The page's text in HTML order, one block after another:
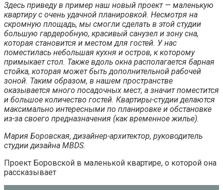
Здесь приведу в пример наш новый проект — маленькую
квартиру с очень удачной планировкой. Несмотря на
скромную площадь, мы смогли сделать в этой студии
большую гардеробную, красивый санузел и зону сна,
которая становится и местом для гостей. У нас
поместилась небольшая кухня и остров, к которому
примыкает стол. Также вдоль окна располагается барная
стойка, которая может быть дополнительной рабочей
зоной. Таким образом, в нашем пространстве
оказывается много посадочных мест, а значит поместится
и большое количество гостей. Квартиры-студии делаются
максимально интересными по планировке и обстановке
из-за своего предназначения (как временное жилье).
Мария Боровская, дизайнер-архитектор, руководитель
студии дизайна MBDS.
Проект Боровской в маленькой квартире, о которой она
рассказывает